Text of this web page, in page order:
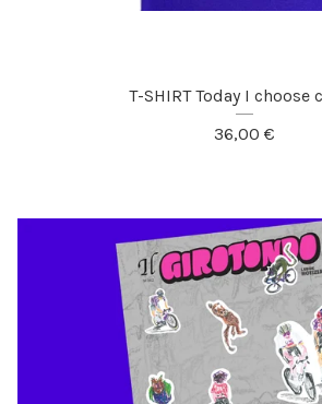
T-SHIRT Today I choose
36,00 €